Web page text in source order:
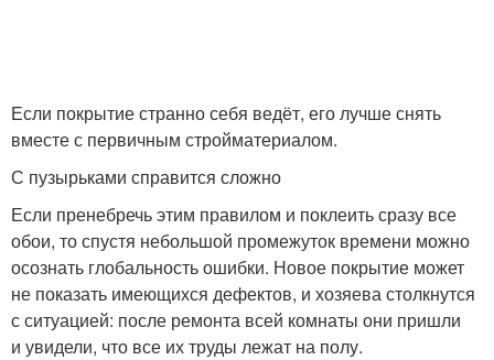
Если покрытие странно себя ведёт, его лучше снять
вместе с первичным стройматериалом.
С пузырьками справится сложно
Если пренебречь этим правилом и поклеить сразу все
обои, то спустя небольшой промежуток времени можно
осознать глобальность ошибки. Новое покрытие может
не показать имеющихся дефектов, и хозяева столкнутся
с ситуацией: после ремонта всей комнаты они пришли
и увидели, что все их труды лежат на полу.